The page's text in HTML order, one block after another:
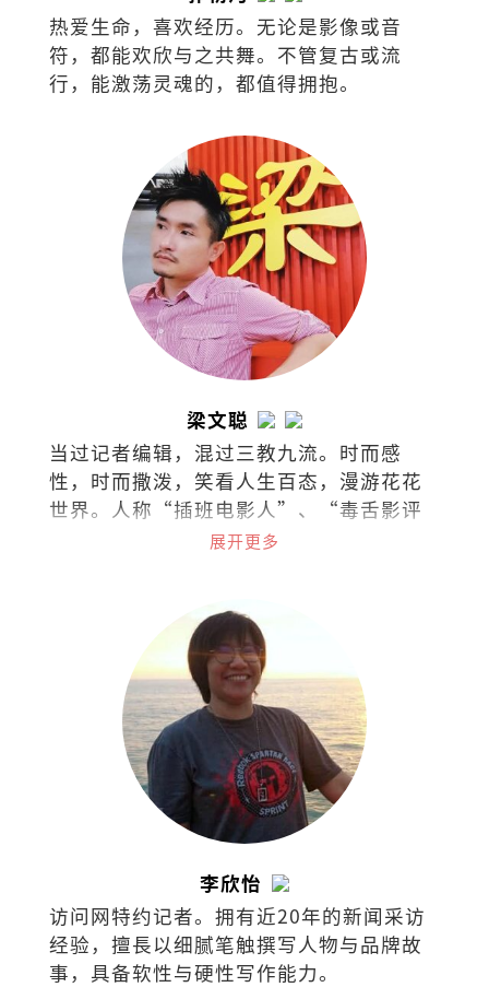
热爱生命，喜欢经历。无论是影像或音
符，都能欢欣与之共舞。不管复古或流
行，能激荡灵魂的，都值得拥抱。
梁文聪
当过记者编辑，混过三教九流。时而感
性，时而撒泼，笑看人生百态，漫游花花
世界。人称“插班电影人”、“毒舌影评
展开更多
李欣怡
访问网特约记者。拥有近20年的新闻采访
经验，擅⻑以细腻笔触撰写⼈物与品牌故
事，具备软性与硬性写作能⼒。